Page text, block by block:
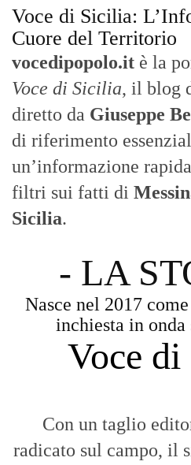
Voce di Sicilia:
Cuore del Territorio
vocedipopolo.it è la
Voce di Sicilia, il blog
diretto da Giuseppe
di riferimento
un’informazione
filtri sui fatti di
Sicilia.
- LA
Nasce nel 2017
inchiesta in onda
Voce
Con un taglio
radicato sul campo, il